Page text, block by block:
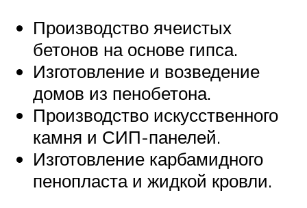
Производство ячеистых
бетонов на основе гипса.
Изготовление и возведение
домов из пенобетона.
Производство искусственного
камня и СИП-панелей.
Изготовление карбамидного
пенопласта и жидкой кровли.